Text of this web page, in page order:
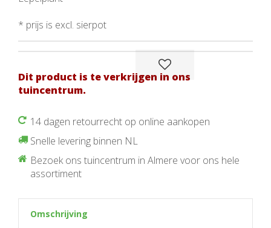
* prijs is excl. sierpot
Dit product is te verkrijgen in ons
tuincentrum.
14 dagen retourrecht op online aankopen
Snelle levering binnen NL
Bezoek ons tuincentrum in Almere voor ons hele
assortiment
Omschrijving